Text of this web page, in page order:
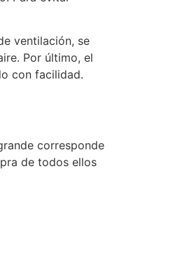
ventilación, se
Por último, el
con facilidad.
corresponde
de todos ellos